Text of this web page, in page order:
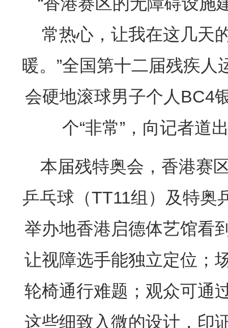
常热心，让我在这几天
暖。”全国第十二届残疾
会硬地滚球男子个人BC4
个“非常”，向记者道
本届残特奥会，香港赛
乒乓球（TT11组）及特奥
举办地香港启德体艺馆看
让视障选手能独立定位；
轮椅通行难题；观众可
这些细致入微的设计，印